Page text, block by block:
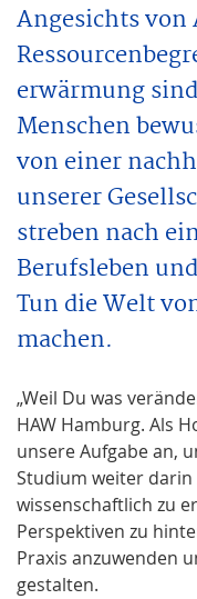
Angesichts
erwärmung
Menschen
von einer
unserer
streben nach
Berufsleben
Tun die Welt
machen.
„Weil Du was
HAW Hamburg. Als
unsere Aufgabe an,
Studium weiter darin
wissenschaftlich zu
Perspektiven zu
Praxis anzuwenden
gestalten.